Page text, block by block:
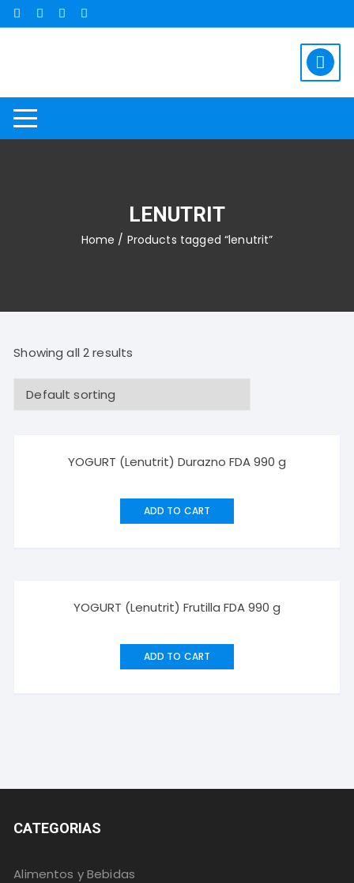
Saltar
al
LENUTRIT
Home / Products tagged “lenutrit”
Showing all 2 results
YOGURT (Lenutrit) Durazno FDA 990 g
ADD TO CART
YOGURT (Lenutrit) Frutilla FDA 990 g
ADD TO CART
CATEGORIAS
Alimentos y Bebidas